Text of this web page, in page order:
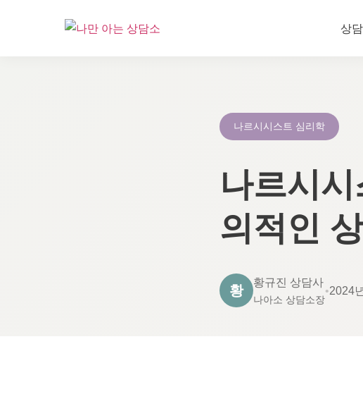
상
나르시시스트 심리학
나르시
의적인
황
황규진 상담사
나아소 상담소장
•2024